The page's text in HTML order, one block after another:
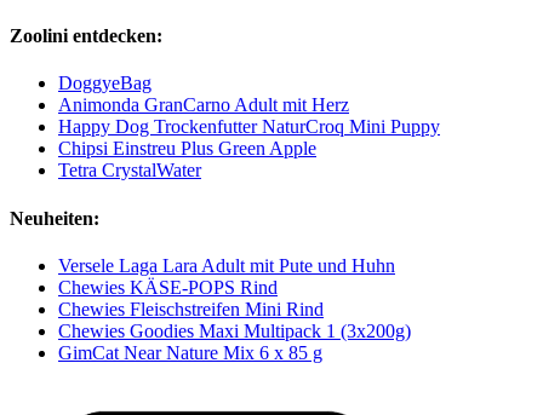
Zoolini entdecken:
DoggyeBag
Animonda GranCarno Adult mit Herz
Happy Dog Trockenfutter NaturCroq Mini Puppy
Chipsi Einstreu Plus Green Apple
Tetra CrystalWater
Neuheiten:
Versele Laga Lara Adult mit Pute und Huhn
Chewies KÄSE-POPS Rind
Chewies Fleischstreifen Mini Rind
Chewies Goodies Maxi Multipack 1 (3x200g)
GimCat Near Nature Mix 6 x 85 g